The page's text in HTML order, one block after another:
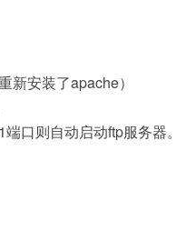
安装了apache）
口则自动启动ftp服务器。